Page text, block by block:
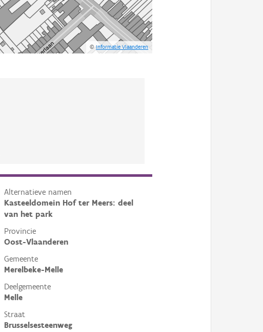
©Informatie Vlaanderen
Alternatieve namen
Kasteeldomein Hof ter Meers: deel
van het park
Provincie
Oost-Vlaanderen
Gemeente
Merelbeke-Melle
Deelgemeente
Melle
Straat
Brusselsesteenweg